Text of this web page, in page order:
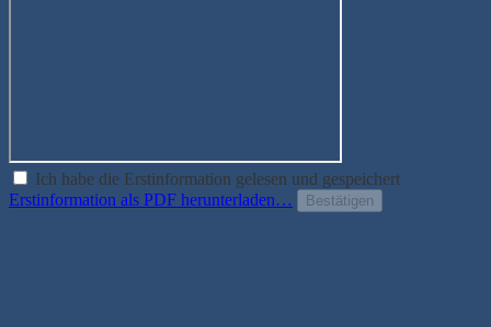
Ich habe die Erstinformation gelesen und gespeichert
Erstinformation als PDF herunterladen…
Bestätigen